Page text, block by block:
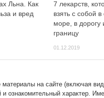
Льна. Как
и вред
7 лекарств,
взять с собой в
море, в дорогу
границу
01.12.2019
материалы на сайте (включая
и ознакомительный характер.